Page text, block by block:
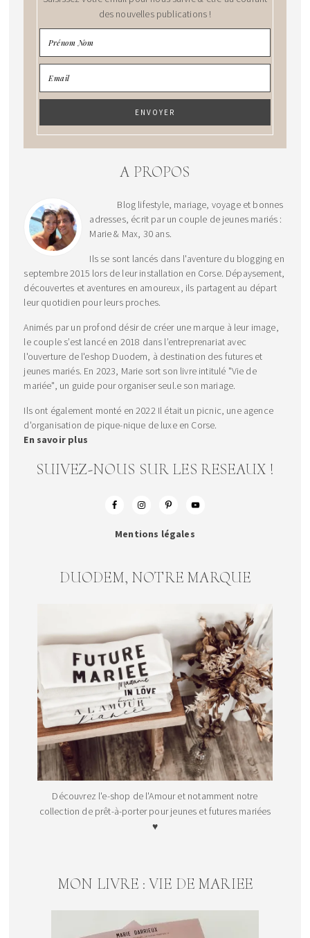
des nouvelles publications !
A PROPOS
Blog lifestyle, mariage, voyage et bonnes
adresses, écrit par un couple de jeunes mariés :
Marie & Max, 30 ans.
Ils se sont lancés dans l'aventure du blogging en
septembre 2015 lors de leur installation en Corse. Dépaysement,
découvertes et aventures en amoureux, ils partagent au départ
leur quotidien pour leurs proches.
Animés par un profond désir de créer une marque à leur image,
le couple s’est lancé en 2018 dans l’entreprenariat avec
l'ouverture de l'eshop Duodem, à destination des futures et
jeunes mariés. En 2023, Marie sort son livre intitulé "Vie de
mariée", un guide pour organiser seul.e son mariage.
Ils ont également monté en 2022 Il était un picnic, une agence
d'organisation de pique-nique de luxe en Corse.
En savoir plus
SUIVEZ-NOUS SUR LES RESEAUX !
Mentions légales
DUODEM, NOTRE MARQUE
Découvrez l'e-shop de l'Amour et notamment notre
collection de prêt-à-porter pour jeunes et futures mariées
♥
MON LIVRE : VIE DE MARIEE